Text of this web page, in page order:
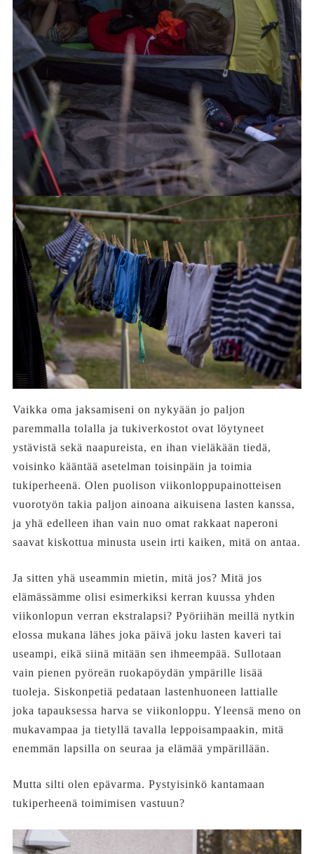
Vaikka oma jaksamiseni on nykyään jo paljon
paremmalla tolalla ja tukiverkostot ovat löytyneet
ystävistä sekä naapureista, en ihan vieläkään tiedä,
voisinko kääntää asetelman toisinpäin ja toimia
tukiperheenä. Olen puolison viikonloppupainotteisen
vuorotyön takia paljon ainoana aikuisena lasten kanssa,
ja yhä edelleen ihan vain nuo omat rakkaat naperoni
saavat kiskottua minusta usein irti kaiken, mitä on antaa.
Ja sitten yhä useammin mietin, mitä jos? Mitä jos
elämässämme olisi esimerkiksi kerran kuussa yhden
viikonlopun verran ekstralapsi? Pyöriihän meillä nytkin
elossa mukana lähes joka päivä joku lasten kaveri tai
useampi, eikä siinä mitään sen ihmeempää. Sullotaan
vain pienen pyöreän ruokapöydän ympärille lisää
tuoleja. Siskonpetiä pedataan lastenhuoneen lattialle
joka tapauksessa harva se viikonloppu. Yleensä meno on
mukavampaa ja tietyllä tavalla leppoisampaakin, mitä
enemmän lapsilla on seuraa ja elämää ympärillään.
Mutta silti olen epävarma. Pystyisinkö kantamaan
tukiperheenä toimimisen vastuun?